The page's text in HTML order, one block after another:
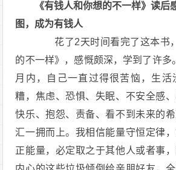
《有钱人和你想的不一样》读后
图，成为有钱人
花了2天时间看完了这本书
的不一样》，感慨颇深，学到了许多
月内，自己一直过得很苦恼，生活
糟，焦虑、恐惧、失眠、不安全感
快乐、抱怨、责备、看不到未来的
汇一拥而上。我相信能量守恒定律
正能量，必定取之于其他人或者事